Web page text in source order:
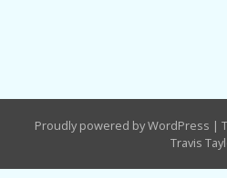
Proudly powered by WordPress |
Travis